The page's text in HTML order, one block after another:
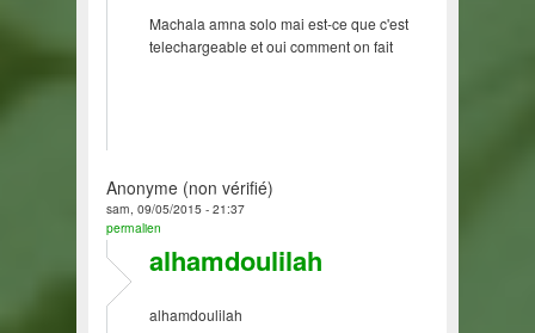
Machala amna solo mai est-ce que c'est
telechargeable et oui comment on fait
Anonyme (non vérifié)
sam, 09/05/2015 - 21:37
permalien
alhamdoulilah
alhamdoulilah